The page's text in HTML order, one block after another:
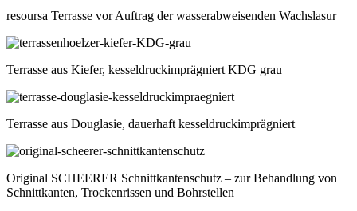
resoursa Terrasse vor Auftrag der wasserabweisenden Wachslasur
Terrasse aus Kiefer, kesseldruckimprägniert KDG grau
Terrasse aus Douglasie, dauerhaft kesseldruckimprägniert
Original SCHEERER Schnittkantenschutz – zur Behandlung von
Schnittkanten, Trockenrissen und Bohrstellen